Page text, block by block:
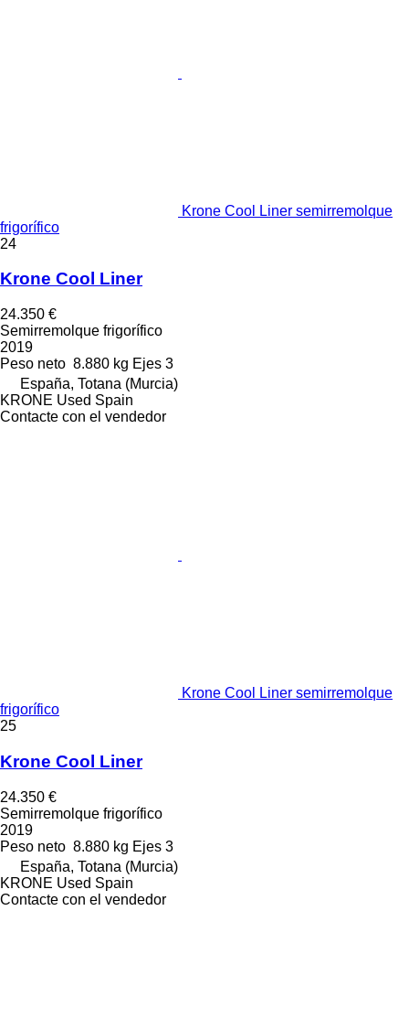
Krone Cool Liner semirremolque
frigorífico
24
Krone Cool Liner
24.350 €
Semirremolque frigorífico
2019
Peso neto 8.880 kg Ejes 3
España, Totana (Murcia)
KRONE Used Spain
Contacte con el vendedor
Krone Cool Liner semirremolque
frigorífico
25
Krone Cool Liner
24.350 €
Semirremolque frigorífico
2019
Peso neto 8.880 kg Ejes 3
España, Totana (Murcia)
KRONE Used Spain
Contacte con el vendedor